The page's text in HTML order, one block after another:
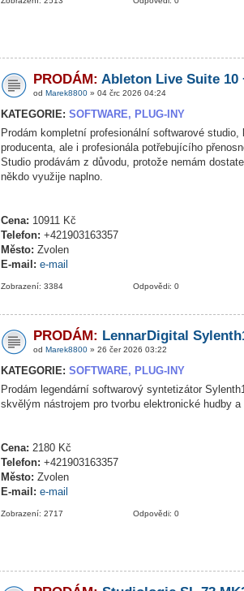
PRODÁM: Ableton Live Suite 10
od Marek8800 » 04 črc 2026 04:24
KATEGORIE: SOFTWARE, PLUG-INY
Prodám kompletní profesionální softwarové
producenta, ale i profesionála potřebujícího
Studio prodávám z důvodu, protože nemám
někdo využije naplno.
Cena: 10911 Kč
Telefon: +421903163357
Město: Zvolen
E-mail: e-mail
Odpovědi: 0
Zobrazení: 3384
PRODÁM: LennarDigital
od Marek8800 » 26 čer 2026 03:22
KATEGORIE: SOFTWARE, PLUG-INY
Prodám legendární softwarový syntetizátor
skvělým nástrojem pro tvorbu elektronické hudby
Cena: 2180 Kč
Telefon: +421903163357
Město: Zvolen
E-mail: e-mail
Odpovědi: 0
Zobrazení: 2717